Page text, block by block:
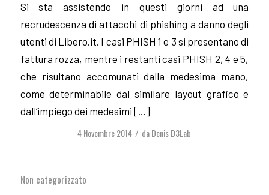
Si sta assistendo in questi giorni ad una
recrudescenza di attacchi di phishing a danno degli
utenti di Libero.it. I casi PHISH 1 e 3 si presentano di
fattura rozza, mentre i restanti casi PHISH 2, 4 e 5,
che risultano accomunati dalla medesima mano,
come determinabile dal similare layout grafico e
dall’impiego dei medesimi […]
4 Novembre 2014 / daDenis D3Lab
Non categorizzato